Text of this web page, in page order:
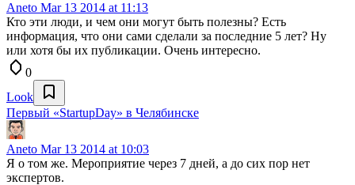
Aneto Mar 13 2014 at 11:13
Кто эти люди, и чем они могут быть полезны? Есть
информация, что они сами сделали за последние 5 лет? Ну
или хотя бы их публикации. Очень интересно.
0
Look
Первый «StartupDay» в Челябинске
Aneto Mar 13 2014 at 10:03
Я о том же. Мероприятие через 7 дней, а до сих пор нет
экспертов.